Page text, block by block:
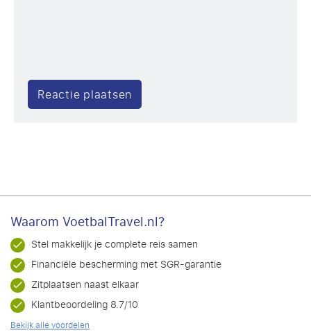
Waarom VoetbalTravel.nl?
Stel makkelijk je complete reis samen
Financiële bescherming met SGR-garantie
Zitplaatsen naast elkaar
Klantbeoordeling 8.7/10
Bekijk alle voordelen